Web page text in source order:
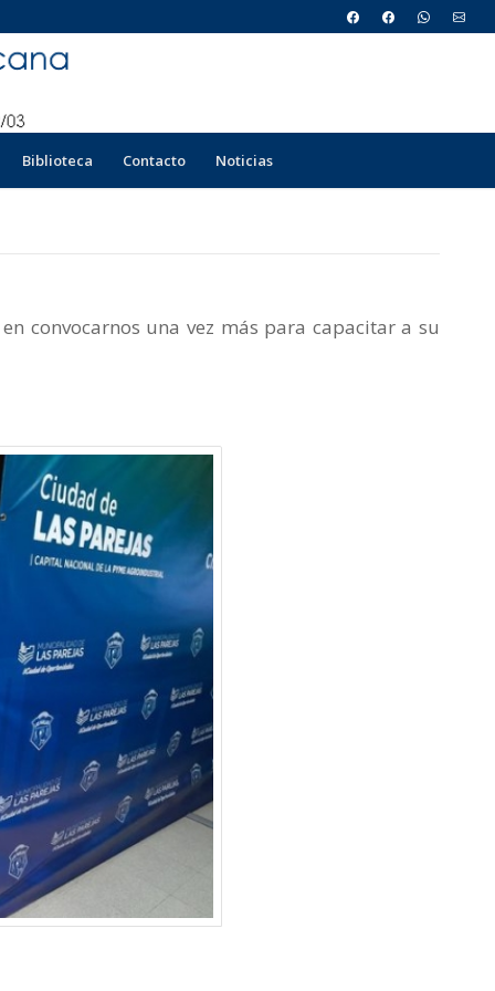
Biblioteca Contacto Noticias
convocarnos una vez más para capacitar a su